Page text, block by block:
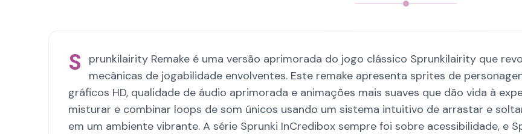
S
prunkilairity Remake é uma versão aprimorada do jogo clássico Sprunkilairity que
mecânicas de jogabilidade envolventes. Este remake apresenta sprites de
gráficos HD, qualidade de áudio aprimorada e animações mais suaves que dão vida à
misturar e combinar loops de som únicos usando um sistema intuitivo de arrastar e
em um ambiente vibrante. A série Sprunki InCredibox sempre foi sobre acessibilidade, e